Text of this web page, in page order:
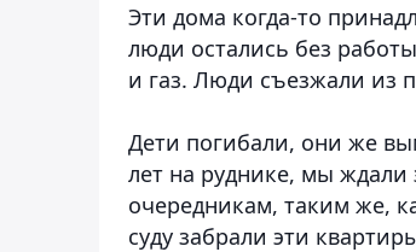
Эти дома когда-то
люди остались без
и газ. Люди съезжали из
Дети погибали, они же
лет на руднике, мы ждали
очередникам, таким же,
суду забрали эти